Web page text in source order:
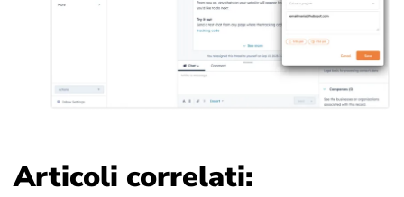
Articoli correlati: